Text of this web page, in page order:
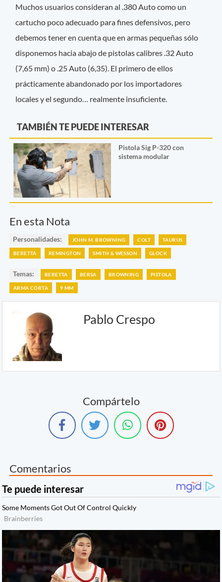
Muchos usuarios consideran al .380 Auto como un
cartucho poco adecuado para fines defensivos, pero
debemos tener en cuenta que en armas pequeñas sólo
disponemos hacia abajo de pistolas calibres .32 Auto
(7,65 mm) o .25 Auto (6,35). El primero de ellos
prácticamente abandonado por los importadores
locales y el segundo… realmente insuficiente.
TAMBIÉN TE PUEDE INTERESAR
Pistola Sig P-320 con
sistema modular
En esta Nota
Personalidades: JOHN M. BROWNING COLT TAURUS
BERETTA REMINGTON SMITH & WESSON GLOCK
Temas: BERETTA BERSA BROWNING PISTOLA
ARMA CORTA 9 MM
Pablo Crespo
Compártelo
Comentarios